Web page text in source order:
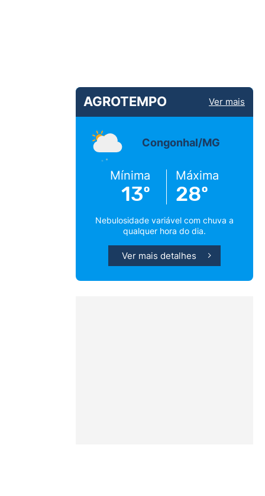
AGROTEMPO Ver mais
Congonhal/MG
Mínima
13º
Máxima
28º
Nebulosidade variável com chuva a
qualquer hora do dia.
Ver mais detalhes